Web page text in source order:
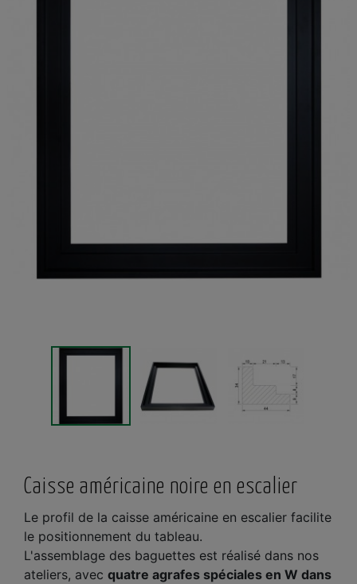
Caisse américaine noire en escalier
Le profil de la caisse américaine en escalier facilite
le positionnement du tableau.
L'assemblage des baguettes est réalisé dans nos
ateliers, avec quatre agrafes spéciales en W dans